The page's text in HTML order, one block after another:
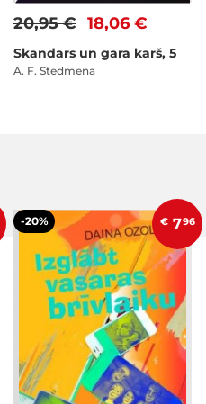
18,06 €
20,95 €
Skandars un gara karš, 5
A. F. Stedmena
-20% € 796